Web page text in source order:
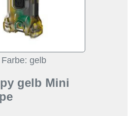
Farbe: gelb
gelb Mini